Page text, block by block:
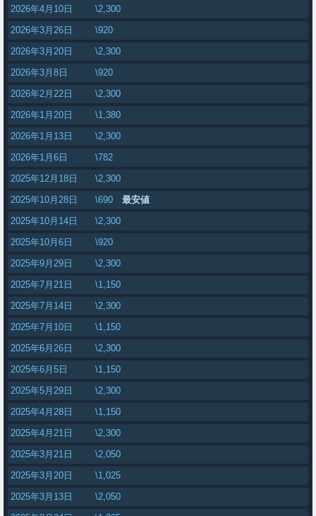
2026年4月10日
\2,300
2026年3月26日
\920
2026年3月20日
\2,300
2026年3月8日
\920
2026年2月22日
\2,300
2026年1月20日
\1,380
2026年1月13日
\2,300
2026年1月6日
\782
2025年12月18日
\2,300
2025年10月28日
\690
最安値
2025年10月14日
\2,300
2025年10月6日
\920
2025年9月29日
\2,300
2025年7月21日
\1,150
2025年7月14日
\2,300
2025年7月10日
\1,150
2025年6月26日
\2,300
2025年6月5日
\1,150
2025年5月29日
\2,300
2025年4月28日
\1,150
2025年4月21日
\2,300
2025年3月21日
\2,050
2025年3月20日
\1,025
2025年3月13日
\2,050